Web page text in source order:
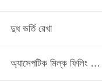
দুধ ভর্তি রেখা
অ্যাসেপটিক মিল্ক ফিলিং লাইন